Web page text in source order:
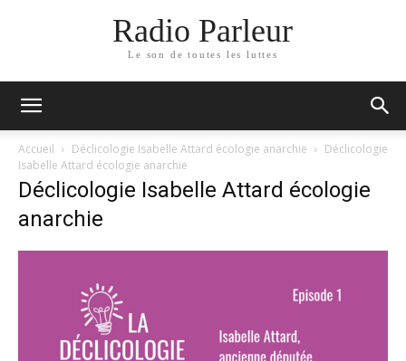
Radio Parleur
Le son de toutes les luttes
Accueil Déclicologie Isabelle Attard écologie anarchie
Déclicologie
Isabelle Attard écologie anarchie
Déclicologie Isabelle Attard écologie
anarchie